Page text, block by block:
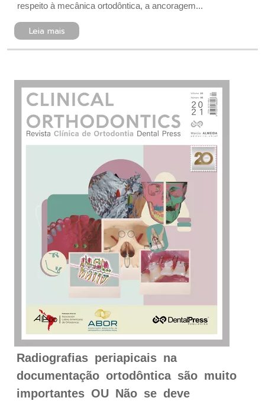
respeito à mecânica ortodôntica, a ancoragem...
Leia mais
Radiografias periapicais na
documentação ortodôntica são muito
importantes OU Não se deve